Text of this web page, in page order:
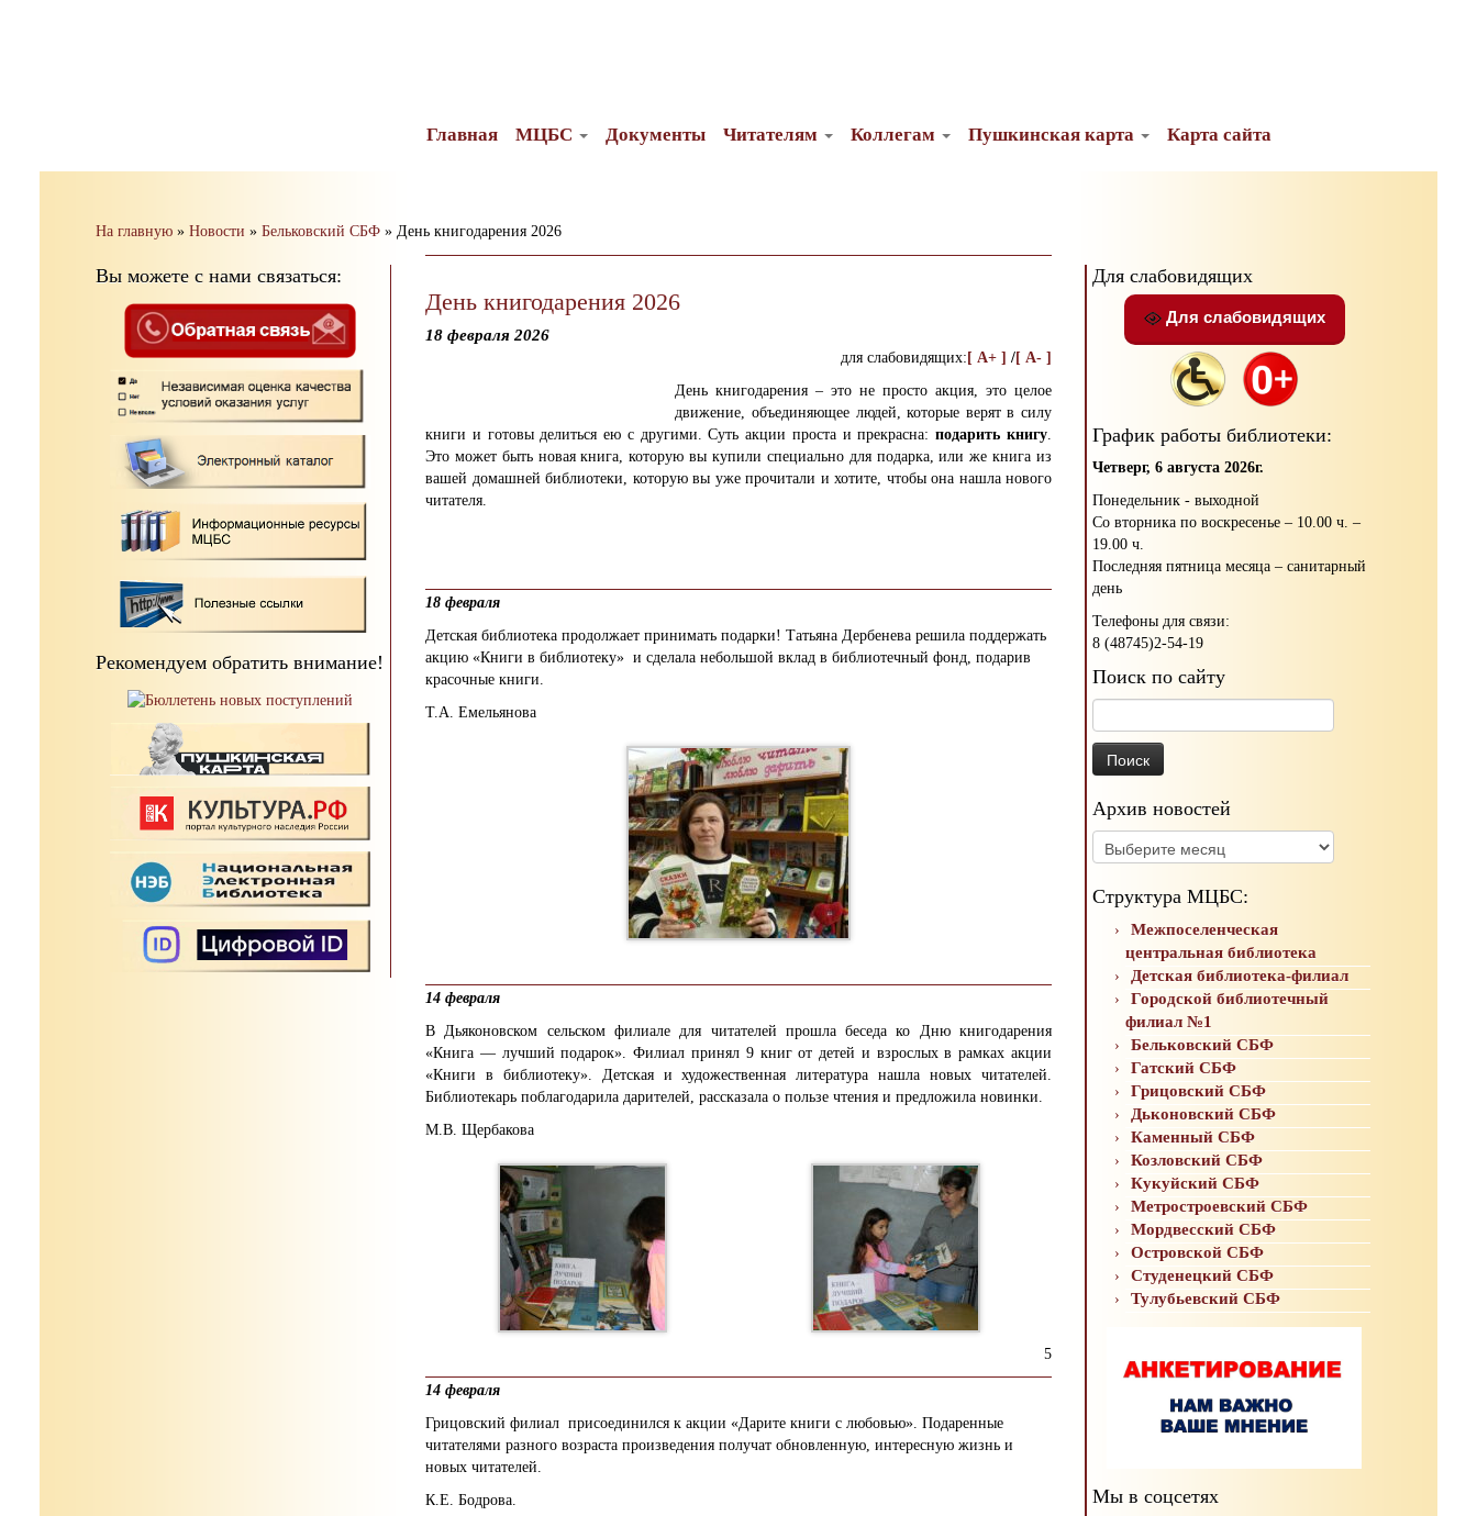
Главная МЦБС Документы Читателям Коллегам Пушкинская карта Карта сайта
На главную » Новости » Бельковский СБФ » День книгодарения 2026
Вы можете с нами связаться:
Рекомендуем обратить внимание!
День книгодарения 2026
18 февраля 2026
для слабовидящих: [ A+ ] /[ A- ]
День книгодарения – это не просто акция, это целое
движение, объединяющее людей, которые верят в силу
книги и готовы делиться ею с другими. Суть акции проста и прекрасна:подарить книгу.
Это может быть новая книга, которую вы купили специально для подарка, или же книга из
вашей домашней библиотеки, которую вы уже прочитали и хотите, чтобы она нашла нового
читателя.
18 февраля
Детская библиотека продолжает принимать подарки! Татьяна Дербенева решила поддержать
акцию «Книги в библиотеку» и сделала небольшой вклад в библиотечный фонд, подарив
красочные книги.
Т.А. Емельянова
14 февраля
В Дьяконовском сельском филиале для читателей прошла беседа ко Дню книгодарения
«Книга — лучший подарок». Филиал принял 9 книг от детей и взрослых в рамках акции
«Книги в библиотеку». Детская и художественная литература нашла новых читателей.
Библиотекарь поблагодарила дарителей, рассказала о пользе чтения и предложила новинки.
М.В. Щербакова
5
14 февраля
Грицовский филиал присоединился к акции «Дарите книги с любовью». Подаренные
читателями разного возраста произведения получат обновленную, интересную жизнь и
новых читателей.
К.Е. Бодрова.
Для слабовидящих
Для слабовидящих
График работы библиотеки:
Четверг, 6 августа 2026г.
Понедельник - выходной
Со вторника по воскресенье – 10.00 ч. –
19.00 ч.
Последняя пятница месяца – санитарный
день
Телефоны для связи:
8 (48745)2-54-19
Поиск по сайту
Архив новостей
Архив
новостей
Структура МЦБС:
Межпоселенческая
центральная библиотека
Детская библиотека-филиал
Городской библиотечный
филиал №1
Бельковский СБФ
Гатский СБФ
Грицовский СБФ
Дьконовский СБФ
Каменный СБФ
Козловский СБФ
Кукуйский СБФ
Метростроевский СБФ
Мордвесский СБФ
Островской СБФ
Студенецкий СБФ
Тулубьевский СБФ
Мы в соцсетях